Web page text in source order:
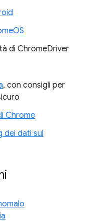
di ChromeDriver
, con consigli per
Chrome
dei dati sul